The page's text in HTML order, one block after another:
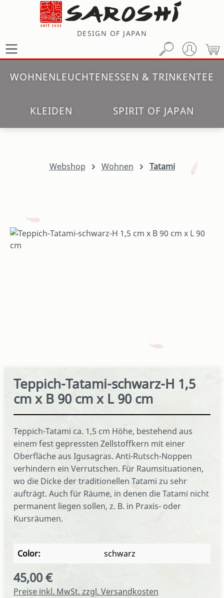
Zum Hauptinhalt springen
DESIGN OF JAPAN
WOHNENLEUCHTENESSEN & TRINKENTEE
KLEIDEN SPIRIT OF JAPAN
Webshop Wohnen Tatami
Bildergalerie überspringen
Teppich-Tatami-schwarz-H 1,5
cm x B 90 cm x L 90 cm
Teppich-Tatami ca. 1,5 cm Höhe, bestehend aus
einem fest gepressten Zellstoffkern mit einer
Oberfläche aus Igusagras. Anti-Rutsch-Noppen
verhindern ein Verrutschen. Für Raumsituationen,
wo die Dicke der traditionellen Tatami zu sehr
aufträgt. Auch für Räume, in denen die Tatami nicht
permanent liegen sollen, z. B. in Praxis- oder
Kursräumen.
Color: schwarz
Regulärer Preis:
45,00 €
Preise inkl. MwSt. zzgl. Versandkosten